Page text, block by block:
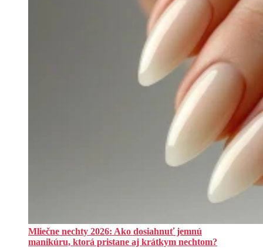
Mliečne nechty 2026: Ako dosiahnuť jemnú
manikúru, ktorá pristane aj krátkym nechtom?